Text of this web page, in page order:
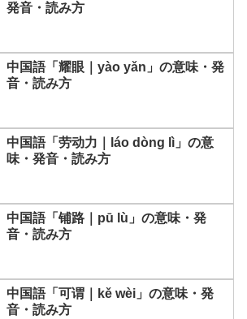
発音・読み方
中国語「耀眼｜yào yǎn」の意味・発
音・読み方
中国語「劳动力｜láo dòng lì」の意
味・発音・読み方
中国語「铺路｜pū lù」の意味・発
音・読み方
中国語「可谓｜kě wèi」の意味・発
音・読み方